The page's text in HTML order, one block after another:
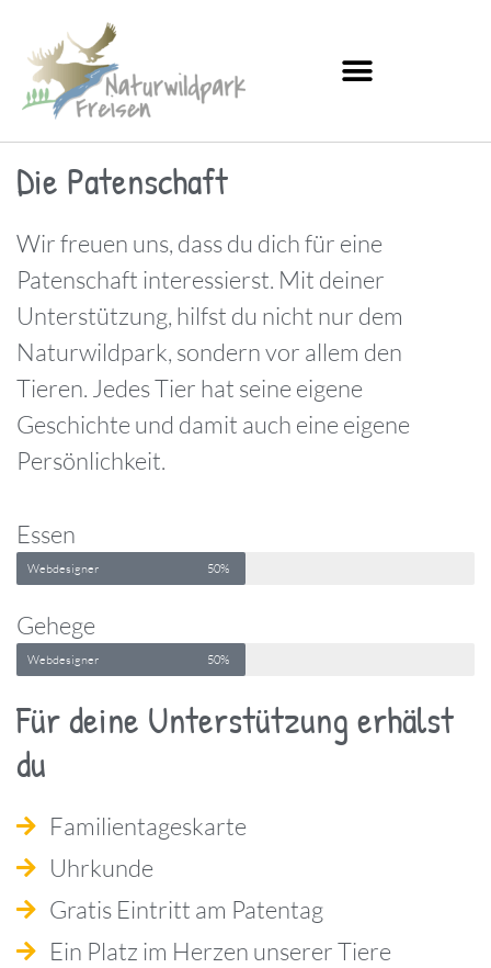
Die Patenschaft
Wir freuen uns, dass du dich für eine
Patenschaft interessierst. Mit deiner
Unterstützung, hilfst du nicht nur dem
Naturwildpark, sondern vor allem den
Tieren. Jedes Tier hat seine eigene
Geschichte und damit auch eine eigene
Persönlichkeit.
Essen
Webdesigner 50%
Gehege
Webdesigner 50%
Für deine Unterstützung erhälst
du
Familientageskarte
Uhrkunde
Gratis Eintritt am Patentag
Ein Platz im Herzen unserer Tiere